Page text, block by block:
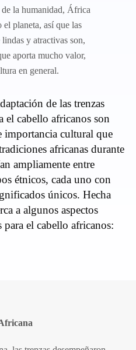
la humanidad, África
el planeta, así que las
y atractivas son,
aporta mucho valor,
en general.
de las trenzas
el cabello africanos son
importancia cultural que
africanas durante
ampliamente entre
étnicos, cada uno con
únicos. Hecha
a algunos aspectos
para el cabello africanos: